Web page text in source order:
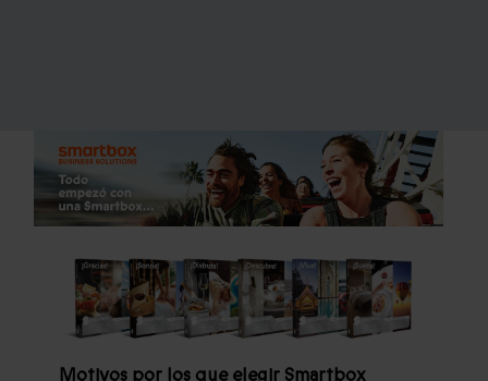
Motivos por los que elegir Smartbox